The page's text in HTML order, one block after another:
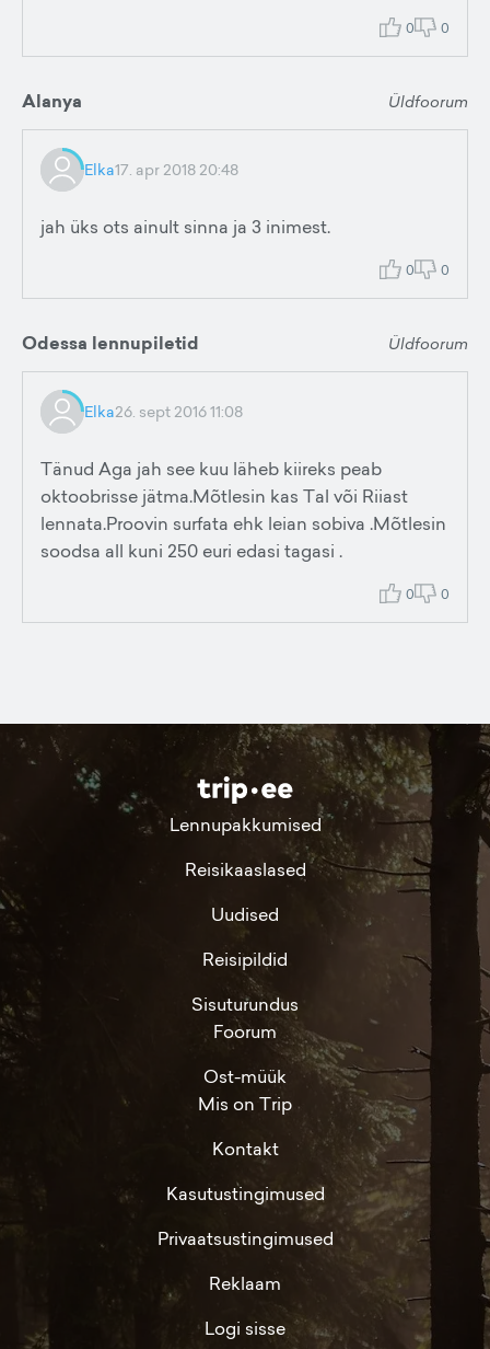
0 0
Alanya Üldfoorum
Elka17. apr 2018 20:48
jah üks ots ainult sinna ja 3 inimest.
0 0
Odessa lennupiletid Üldfoorum
Elka26. sept 2016 11:08
Tänud Aga jah see kuu läheb kiireks peab
oktoobrisse jätma.Mõtlesin kas Tal või Riiast
lennata.Proovin surfata ehk leian sobiva .Mõtlesin
soodsa all kuni 250 euri edasi tagasi .
0 0
Lennupakkumised
Reisikaaslased
Uudised
Reisipildid
Sisuturundus
Foorum
Ost-müük
Mis on Trip
Kontakt
Kasutustingimused
Privaatsustingimused
Reklaam
Logi sisse